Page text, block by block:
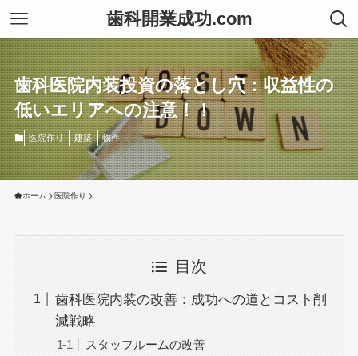
歯科開業成功.com
歯科医院内装投資の落とし穴：収益性の
低いエリアへの注意！！
医院作り 建築 物件
ホーム 医院作り
目次
歯科医院内装の改善：成功への道とコスト削
減戦略
スタッフルームの改善